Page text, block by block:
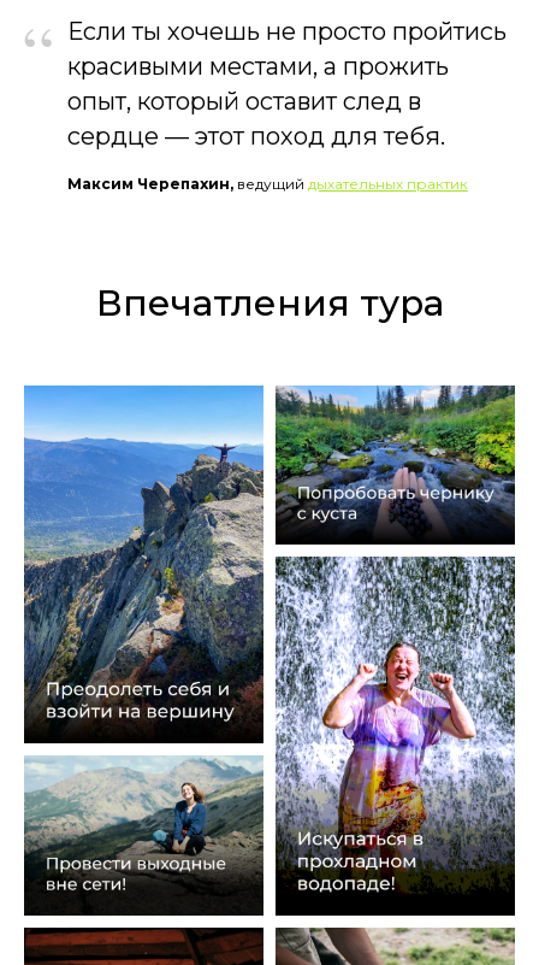
“
Если ты хочешь не просто пройтись
красивыми местами, а прожить
опыт, который оставит след в
сердце — этот поход для тебя.
Максим Черепахин, ведущий дыхательных практик
Впечатления тура